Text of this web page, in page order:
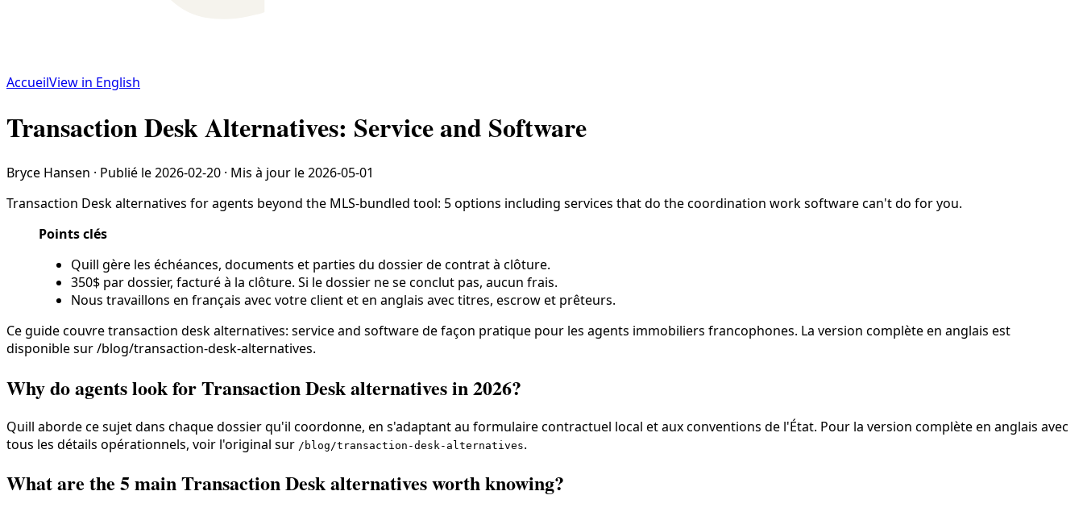
AccueilView in English
Transaction Desk Alternatives: Service and Software
Bryce Hansen · Publié le2026-02-20 · Mis à jour le2026-05-01
Transaction Desk alternatives for agents beyond the MLS-bundled tool: 5 options including services that do the coordination work software can't do for you.
Points clés
Quill gère les échéances, documents et parties du dossier de contrat à clôture.
350$ par dossier, facturé à la clôture. Si le dossier ne se conclut pas, aucun frais.
Nous travaillons en français avec votre client et en anglais avec titres, escrow et prêteurs.
Ce guide couvre transaction desk alternatives: service and software de façon pratique pour les agents immobiliers francophones. La version complète en anglais est
disponible sur /blog/transaction-desk-alternatives.
Why do agents look for Transaction Desk alternatives in 2026?
Quill aborde ce sujet dans chaque dossier qu'il coordonne, en s'adaptant au formulaire contractuel local et aux conventions de l'État. Pour la version complète en anglais avec
tous les détails opérationnels, voir l'original sur /blog/transaction-desk-alternatives.
What are the 5 main Transaction Desk alternatives worth knowing?